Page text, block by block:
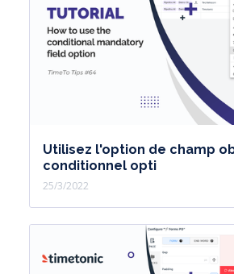
Utilisez l'option de champ
conditionnel opti
25/3/2022